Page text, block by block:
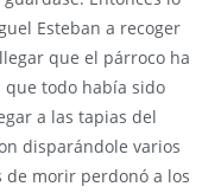
Esteban a recoger
que el párroco ha
todo había sido
a las tapias del
disparándole varios
de morir perdonó a los